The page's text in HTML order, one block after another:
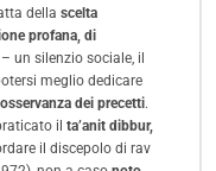
della scelta
profana, di
– un silenzio sociale, il
meglio dedicare
osservanza dei precetti.
il ta’anit dibbur,
il discepolo di rav